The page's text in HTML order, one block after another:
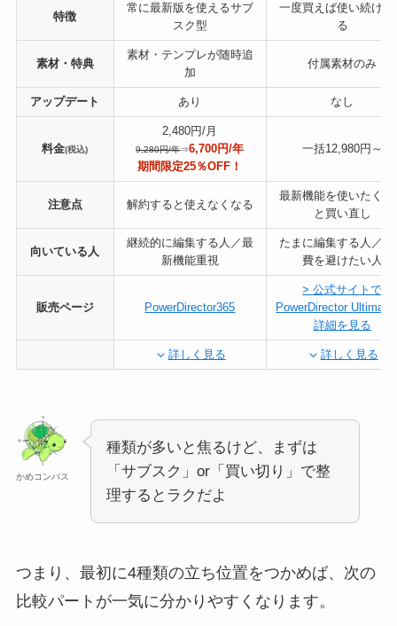
特徴
常に最新版を使えるサブ
スク型
一度買えば使い続けら
る
素材・特典
素材・テンプレが随時追
加
付属素材のみ
アップデート あり なし
料金(税込)
2,480円/月
9,280円/年⇒6,700円/年
期間限定25％OFF！
一括12,980円～
注意点 解約すると使えなくなる
最新機能を使いたくな
と買い直し
向いている人
継続的に編集する人／最
新機能重視
たまに編集する人／固
費を避けたい人
販売ページ PowerDirector365
> 公式サイトで
PowerDirector Ultimate
詳細を見る
詳しく見る 詳しく見る
かめコンパス
種類が多いと焦るけど、まずは
「サブスク」or「買い切り」で整
理するとラクだよ
つまり、最初に4種類の立ち位置をつかめば、次の
比較パートが一気に分かりやすくなります。